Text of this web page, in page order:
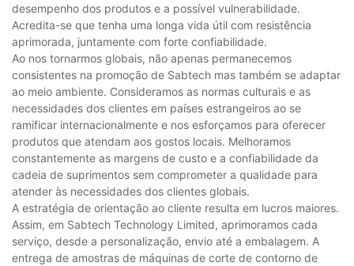
desempenho dos produtos e a possível vulnerabilidade.
Acredita-se que tenha uma longa vida útil com resistência
aprimorada, juntamente com forte confiabilidade.
Ao nos tornarmos globais, não apenas permanecemos
consistentes na promoção de Sabtech mas também se adaptar
ao meio ambiente. Consideramos as normas culturais e as
necessidades dos clientes em países estrangeiros ao se
ramificar internacionalmente e nos esforçamos para oferecer
produtos que atendam aos gostos locais. Melhoramos
constantemente as margens de custo e a confiabilidade da
cadeia de suprimentos sem comprometer a qualidade para
atender às necessidades dos clientes globais.
A estratégia de orientação ao cliente resulta em lucros maiores.
Assim, em Sabtech Technology Limited, aprimoramos cada
serviço, desde a personalização, envio até a embalagem. A
entrega de amostras de máquinas de corte de contorno de